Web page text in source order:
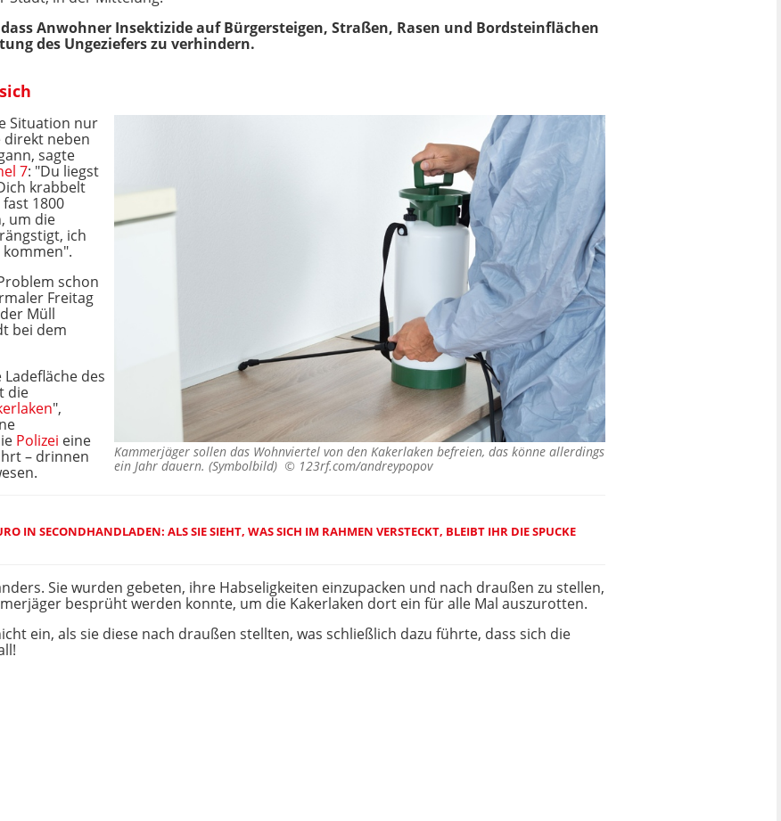
Anwohner Insektizide auf Bürgersteigen, Straßen, Rasen und Bordsteinflächen
des Ungeziefers zu verhindern.
Kammerjäger sollen das Wohnviertel von den Kakerlaken befreien, das könne allerdings
ein Jahr dauern. (Symbolbild) © 123rf.com/andreypopov
Situation nur
direkt neben
sagte
7: "Du liegst
krabbelt
1800
um die
ich
schon
Freitag
Müll
bei dem
des
die
",
Polizei eine
– drinnen
IN SECONDHANDLADEN: ALS SIE SIEHT, WAS SICH IM RAHMEN VERSTECKT, BLEIBT IHR DIE SPUCKE
Sie wurden gebeten, ihre Habseligkeiten einzupacken und nach draußen zu stellen,
besprüht werden konnte, um die Kakerlaken dort ein für alle Mal auszurotten.
ein, als sie diese nach draußen stellten, was schließlich dazu führte, dass sich die